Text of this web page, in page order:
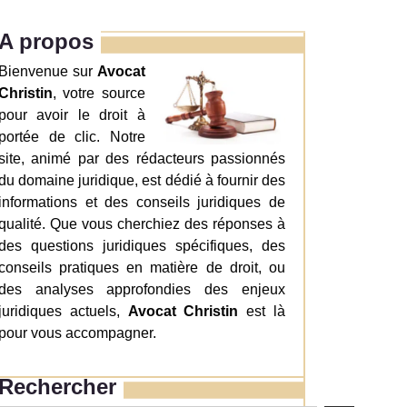
propos
sur Avocat
, votre source
avoir le droit à
de clic. Notre
animé par des rédacteurs passionnés
domaine juridique, est dédié à fournir des
et des conseils juridiques de
Que vous cherchiez des réponses à
questions juridiques spécifiques, des
pratiques en matière de droit, ou
analyses approfondies des enjeux
actuels, Avocat Christin est là
vous accompagner.